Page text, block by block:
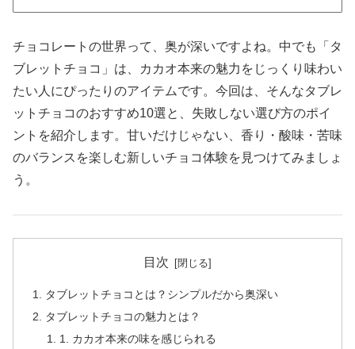
チョコレートの世界って、奥が深いですよね。中でも「タ
ブレットチョコ」は、カカオ本来の魅力をじっくり味わい
たい人にぴったりのアイテムです。今回は、そんなタブレ
ットチョコのおすすめ10選と、失敗しない選び方のポイ
ントを紹介します。甘いだけじゃない、香り・酸味・苦味
のバランスを楽しむ新しいチョコ体験を見つけてみましょ
う。
目次
タブレットチョコとは？シンプルだから奥深い
タブレットチョコの魅力とは？
1. カカオ本来の味を感じられる